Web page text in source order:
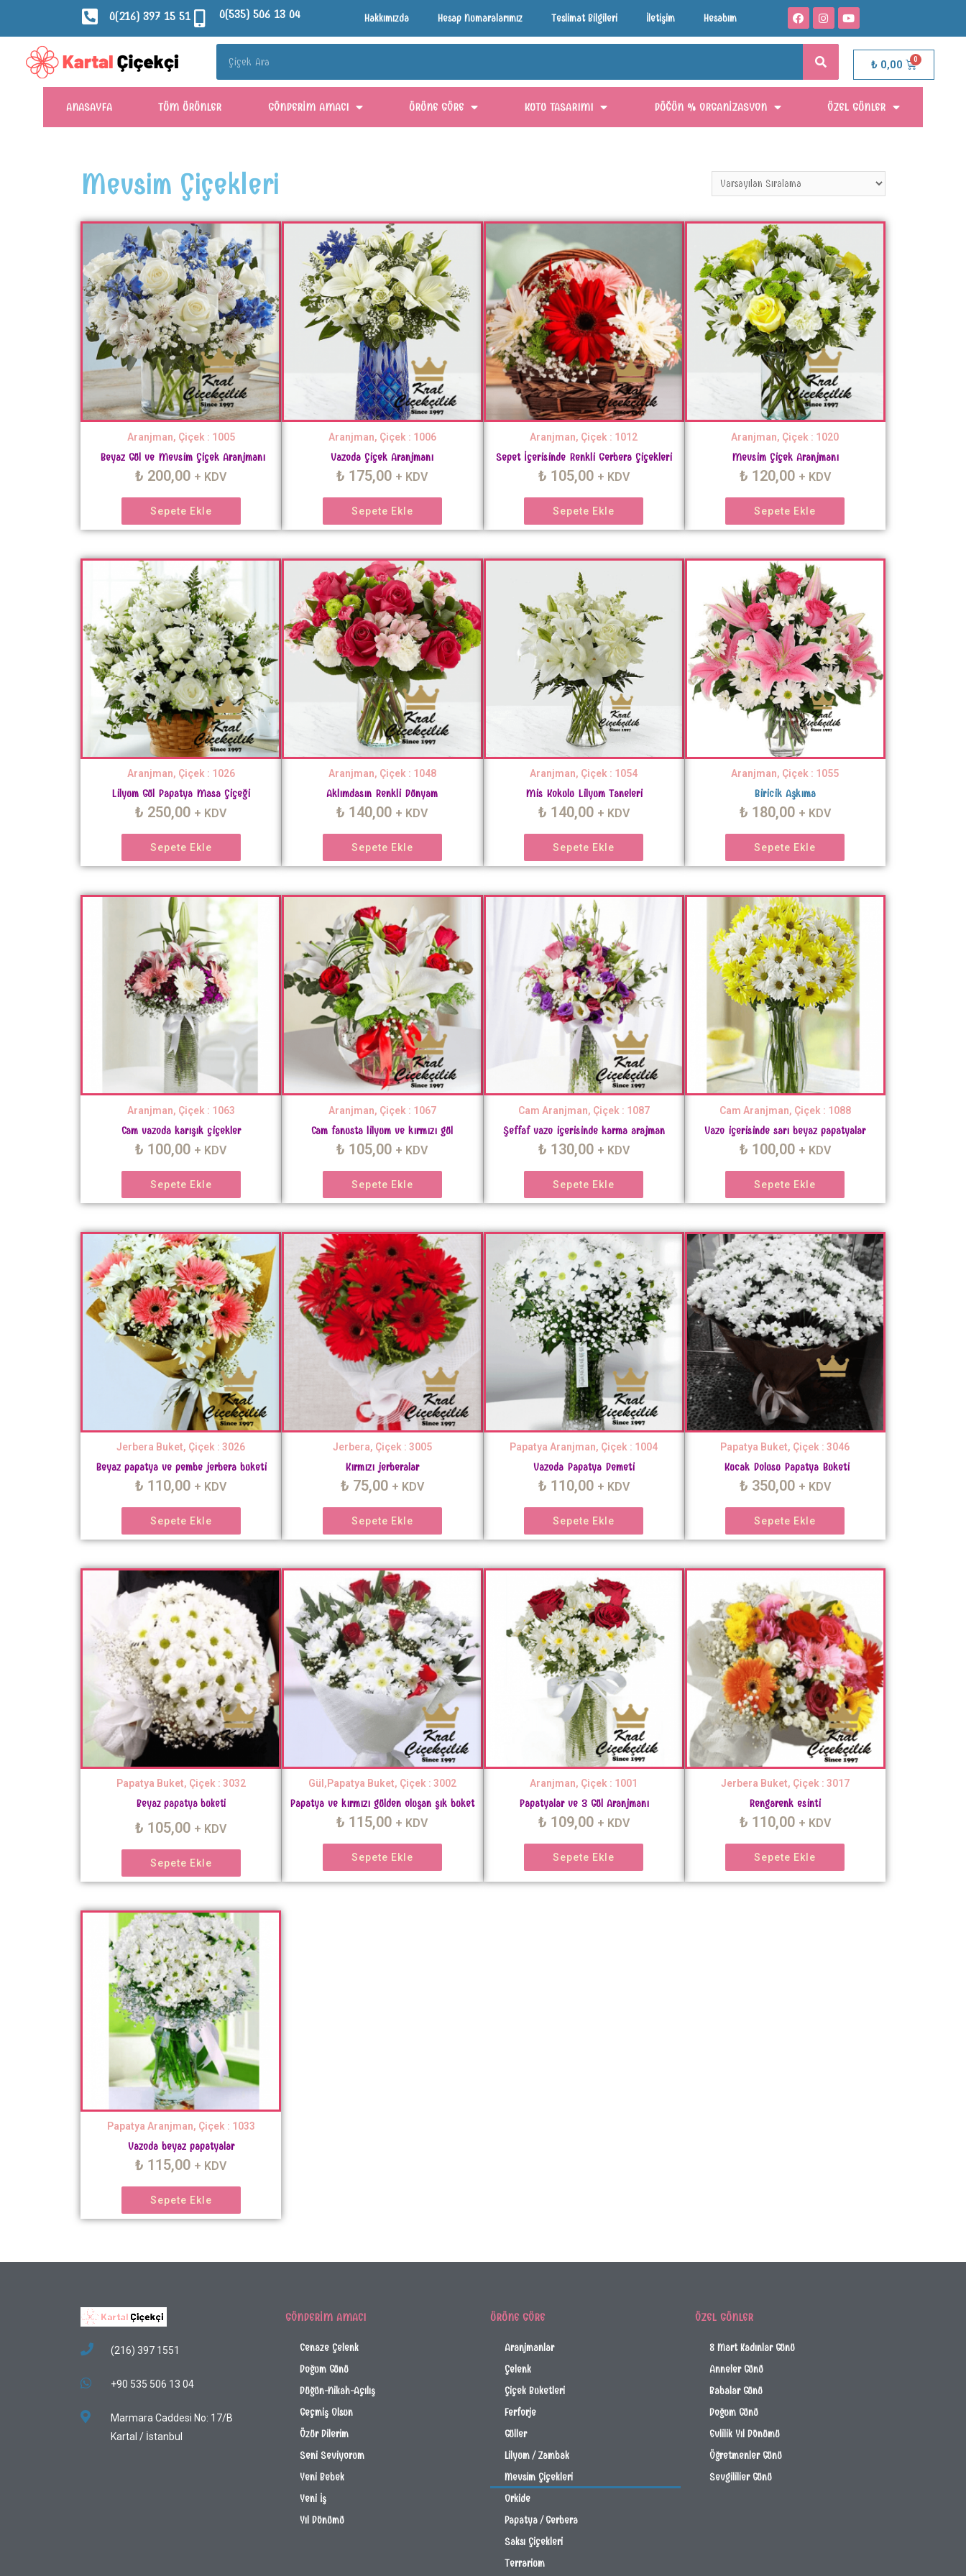
0(216) 397 15 51 0(535) 506 13 04 Hakkımızda Hesap Numaralarımız Teslimat Bilgileri İletişim Hesabım
₺0,00
ANASAYFA TÜM ÜRÜNLER GÖNDERIM AMACI ÜRÜNE GÖRE KUTU TASARIMI DÜĞÜN % ORGANIZASYON ÖZEL GÜNLER
Mevsim Çiçekleri
Aranjman, Çiçek : 1005
Beyaz Gül ve Mevsim Çiçek Aranjmanı
₺ 200,00 + KDV
Sepete Ekle
Aranjman, Çiçek : 1006
Vazoda Çiçek Aranjmanı
₺ 175,00 + KDV
Sepete Ekle
Aranjman, Çiçek : 1012
Sepet İçerisinde Renkli Gerbera Çiçekleri
₺ 105,00 + KDV
Sepete Ekle
Aranjman, Çiçek : 1020
Mevsim Çiçek Aranjmanı
₺ 120,00 + KDV
Sepete Ekle
Aranjman, Çiçek : 1026
Lilyum Gül Papatya Masa Çiçeği
₺ 250,00 + KDV
Sepete Ekle
Aranjman, Çiçek : 1048
Aklımdasın Renkli Dünyam
₺ 140,00 + KDV
Sepete Ekle
Aranjman, Çiçek : 1054
Mis Kokulu Lilyum Taneleri
₺ 140,00 + KDV
Sepete Ekle
Aranjman, Çiçek : 1055
Biricik Aşkıma
₺ 180,00 + KDV
Sepete Ekle
Aranjman, Çiçek : 1063
Cam vazoda karışık çiçekler
₺ 100,00 + KDV
Sepete Ekle
Aranjman, Çiçek : 1067
Cam fanusta lilyum ve kırmızı gül
₺ 105,00 + KDV
Sepete Ekle
Cam Aranjman, Çiçek : 1087
Şeffaf vazo içerisinde karma arajman
₺ 130,00 + KDV
Sepete Ekle
Cam Aranjman, Çiçek : 1088
Vazo içerisinde sarı beyaz papatyalar
₺ 100,00 + KDV
Sepete Ekle
Jerbera Buket, Çiçek : 3026
Beyaz papatya ve pembe jerbera buketi
₺ 110,00 + KDV
Sepete Ekle
Jerbera, Çiçek : 3005
Kırmızı jerberalar
₺ 75,00 + KDV
Sepete Ekle
Papatya Aranjman, Çiçek : 1004
Vazoda Papatya Demeti
₺ 110,00 + KDV
Sepete Ekle
Papatya Buket, Çiçek : 3046
Kucak Dolusu Papatya Buketi
₺ 350,00 + KDV
Sepete Ekle
Papatya Buket, Çiçek : 3032
Beyaz papatya buketi
₺ 105,00 + KDV
Sepete Ekle
Gül,Papatya Buket, Çiçek : 3002
Papatya ve kırmızı gülden oluşan şık buket
₺ 115,00 + KDV
Sepete Ekle
Aranjman, Çiçek : 1001
Papatyalar ve 3 Gül Aranjmanı
₺ 109,00 + KDV
Sepete Ekle
Jerbera Buket, Çiçek : 3017
Rengarenk esinti
₺ 110,00 + KDV
Sepete Ekle
Papatya Aranjman, Çiçek : 1033
Vazoda beyaz papatyalar
₺ 115,00 + KDV
Sepete Ekle
(216) 397 1551
+90 535 506 13 04
Marmara Caddesi No: 17/B
Kartal / İstanbul
GÖNDERIM AMACI
Cenaze Çelenk
Doğum Günü
Düğün-Nikah-Açılış
Geçmiş Olsun
Özür Dilerim
Seni Seviyorum
Yeni Bebek
Yeni İş
Yıl Dönümü
ÜRÜNE GÖRE
Aranjmanlar
Çelenk
Çiçek Buketleri
Ferforje
Güller
Lilyum / Zambak
Mevsim Çiçekleri
Orkide
Papatya / Gerbera
Saksı Çiçekleri
Terrarium
ÖZEL GÜNLER
8 Mart Kadınlar Günü
Anneler Günü
Babalar Günü
Doğum Günü
Evlilik Yıl Dönümü
Öğretmenler Günü
Sevgililier Günü